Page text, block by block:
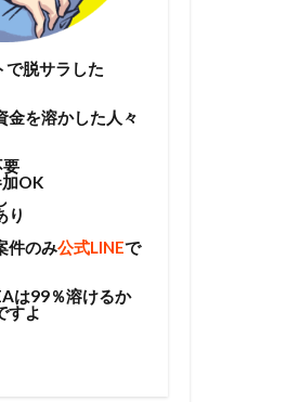
で脱サラした
金を溶かした人々
要
加OK
り
件のみ公式LINEで
は99％溶けるか
すよ